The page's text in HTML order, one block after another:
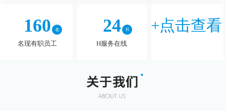
160
名现有职员工
24
H服务在线
+点击查看